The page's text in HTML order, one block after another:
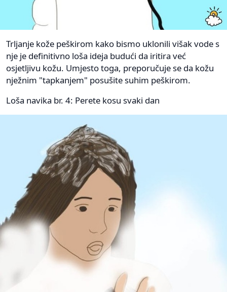
Trljanje kože peškirom kako bismo uklonili višak vode s
nje je definitivno loša ideja budući da iritira već
osjetljivu kožu. Umjesto toga, preporučuje se da kožu
nježnim "tapkanjem" posušite suhim peškirom.
Loša navika br. 4: Perete kosu svaki dan